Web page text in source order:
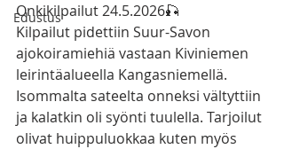
Edustus
Onkikilpailut 24.5.2026🎣
Kilpailut pidettiin Suur-Savon
ajokoiramiehiä vastaan Kiviniemen
leirintäalueella Kangasniemellä.
Isommalta sateelta onneksi vältyttiin
ja kalatkin oli syönti tuulella. Tarjoilut
olivat huippuluokkaa kuten myös